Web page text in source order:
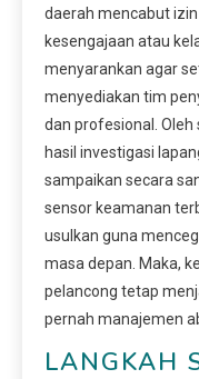
daerah mencabut
kesengajaan atau
menyarankan agar
menyediakan tim
dan profesional.
hasil investigasi
sampaikan secara
sensor keamanan
usulkan guna
masa depan. Maka,
pelancong tetap
pernah manajemen
LANGKAH